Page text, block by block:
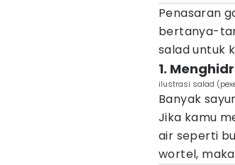
Penasaran
bertanya-
salad untuk
1.
ilustrasi salad
Banyak
Jika kamu
air seperti
wortel,